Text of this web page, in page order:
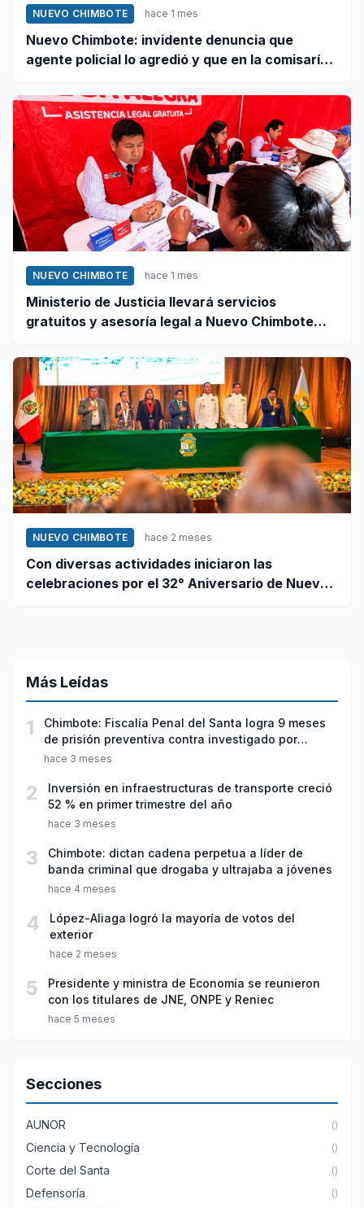
NUEVO CHIMBOTE hace 1 mes
Nuevo Chimbote: invidente denuncia que
agente policial lo agredió y que en la comisaría
NUEVO CHIMBOTE hace 1 mes
Ministerio de Justicia llevará servicios
gratuitos y asesoría legal a Nuevo Chimbote
NUEVO CHIMBOTE hace 2 meses
Con diversas actividades iniciaron las
celebraciones por el 32° Aniversario de Nuevo
Más Leídas
1
Chimbote: Fiscalía Penal del Santa logra 9 meses
de prisión preventiva contra investigado por
violación sexual y tentativa de feminicidio
hace 3 meses
2
Inversión en infraestructuras de transporte creció
52 % en primer trimestre del año
hace 3 meses
3
Chimbote: dictan cadena perpetua a líder de
banda criminal que drogaba y ultrajaba a jóvenes
hace 4 meses
4
López-Aliaga logró la mayoría de votos del
exterior
hace 2 meses
5
Presidente y ministra de Economía se reunieron
con los titulares de JNE, ONPE y Reniec
hace 5 meses
Secciones
AUNOR ()
Ciencia y Tecnología ()
Corte del Santa ()
Defensoría ()